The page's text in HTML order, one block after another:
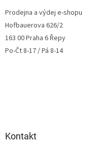
Prodejna a výdej e-shopu
Hofbauerova 626/2
163 00 Praha 6 Řepy
Po-Čt 8-17 / Pá 8-14
Kontakt